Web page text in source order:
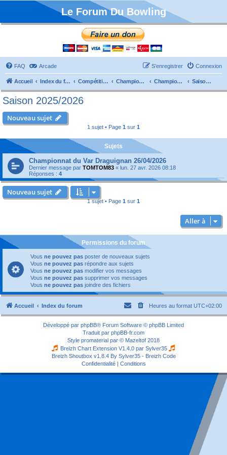
Le Forum Du Bowling
FAQ Arcade Connexion
S’enregistrer
Accueil Index du forum Compétitions Championnats de France Championnat Départemental Saison 2025/2026
Saison 2025/2026
Nouveau sujet
1 sujet • Page 1 sur 1
Sujets
Championnat du Var Draguignan 26/04/2026
Dernier message par TOMTOM83 « lun. 27 avr. 2026 08:18
Réponses : 4
Nouveau sujet
1 sujet • Page 1 sur 1
Aller à
Permissions du forum
Vous ne pouvez pas poster de nouveaux sujets
Vous ne pouvez pas répondre aux sujets
Vous ne pouvez pas modifier vos messages
Vous ne pouvez pas supprimer vos messages
Vous ne pouvez pas joindre des fichiers
Accueil Index du forum Heures au format UTC+02:00
Développé par phpBB® Forum Software © phpBB Limited
Traduit par phpBB-fr.com
Style promaterial par © Mazeltof 2018
Breizh Chart Extension V1.4.0 par Sylver35
Breizh Shoutbox v1.8.4 By Sylver35 - Breizh Code
Confidentialité| Conditions